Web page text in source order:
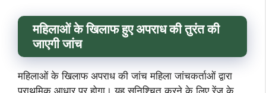
महिलाओं के खिलाफ हुए अपराध की तुरंत की
जाएगी जांच
महिलाओं के खिलाफ अपराध की जांच महिला जांचकर्ताओं द्वारा
प्राथमिक आधार पर होगा। यह सुनिश्चित करने के लिए रेंज के